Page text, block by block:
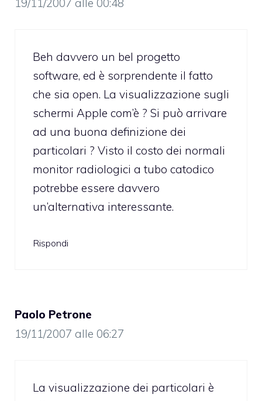
19/11/2007 alle 00:48
Beh davvero un bel progetto
software, ed è sorprendente il fatto
che sia open. La visualizzazione sugli
schermi Apple com’è ? Si può arrivare
ad una buona definizione dei
particolari ? Visto il costo dei normali
monitor radiologici a tubo catodico
potrebbe essere davvero
un’alternativa interessante.
Rispondi
Paolo Petrone
19/11/2007 alle 06:27
La visualizzazione dei particolari è